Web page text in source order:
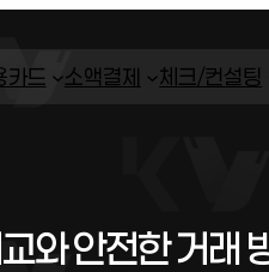
카드 소액결제 체크/컨설팅
와 안전한 거래